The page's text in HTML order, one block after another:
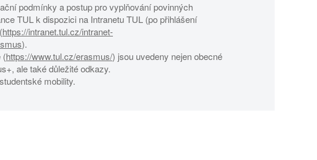
podmínky a postup pro vyplňování povinných
TUL k dispozici na Intranetu TUL (po přihlášení
https://intranet.tul.cz/intranet-
).
(https://www.tul.cz/erasmus/) jsou uvedeny nejen obecné
ale také důležité odkazy.
mobility.